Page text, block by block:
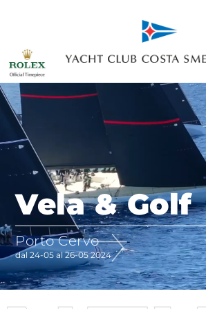
Vela & Golf
Porto Cervo
dal 24-05 al 26-05 2024